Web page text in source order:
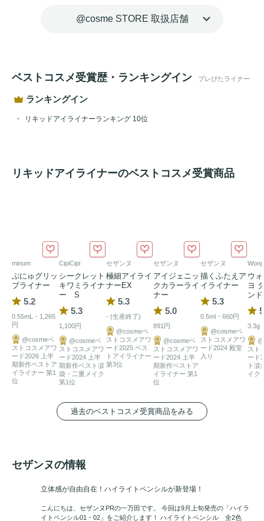
@cosme STORE 取扱店舗
ベストコスメ受賞歴・ランキングイン ブレぴたライナー
ランキングイン
リキッドアイライナーランキング 10位
リキッドアイライナーのベストコスメ受賞商品
minum
ぷにゅグリッ
プライナー
5.2
0.55mL・1,265
円
@cosmeベ
ストコスメアワ
ード2026 上半
期新作ベストア
イライナー 第1
位
CipiCipi
シークレット
キワミライナ
ー S
5.3
1,100円
@cosmeベ
ストコスメアワ
ード2024 上半
期新作ベスト涙
袋・二重メイク
第1位
セザンヌ
極細アイライ
ナーEX
5.3
- (生産終了)
@cosmeベ
ストコスメアワ
ード2025 ベス
トアイライナー
第3位
セザンヌ
アイジェニッ
クカラーライ
ナー
5.0
891円
@cosmeベ
ストコスメアワ
ード2024 上半
期新作ベストア
イライナー 第1
位
セザンヌ
描くふたえア
イライナー
5.3
0.5ml・660円
@cosmeベ
ストコスメアワ
ード2024 殿堂
入り
ウ
ヨ
ン
3.3g
スト
ード
ト涙
イク
過去のベストコスメ受賞商品をみる
セザンヌの情報
立体感が自由自在！ハイライトペンシルが新登場！
こんにちは、セザンヌPRの一万田です。 今回は9月上旬発売の「ハイラ
イトペンシル01・02」をご紹介します！ ハイライトペンシル 全2色